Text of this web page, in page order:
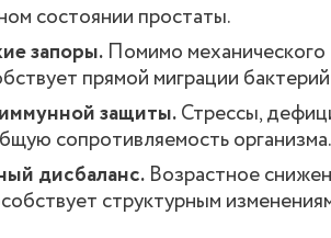
состоянии простаты.
запоры. Помимо механического
прямой миграции
защиты.Стрессы,
сопротивляемость организма.
дисбаланс. Возрастное
структурным